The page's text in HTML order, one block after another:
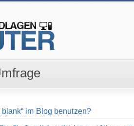
im Blog benutzen?